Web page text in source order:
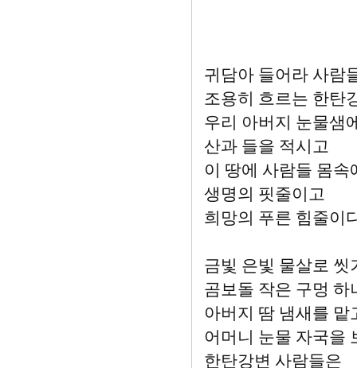
귀담아 들어라 사람
조용히 흐르는 한탄
우리 아버지 눈물샘
산과 들을 적시고
이 땅에 사람들 몸속
생명의 핏줄이고
희망의 푸른 힘줄이
금빛 은빛 물살로 씻
곰보돌 작은 구멍 하
아버지 땀 냄새를 맡
어머니 눈물 자국을
한탄강변 사람들은